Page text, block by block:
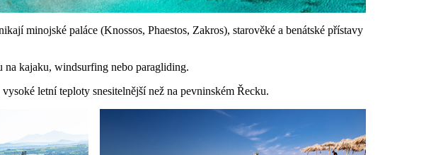
minojské paláce (Knossos, Phaestos, Zakros), starověké a benátské přístavy
na kajaku, windsurfing nebo paragliding.
letní teploty snesitelnější než na pevninském Řecku.